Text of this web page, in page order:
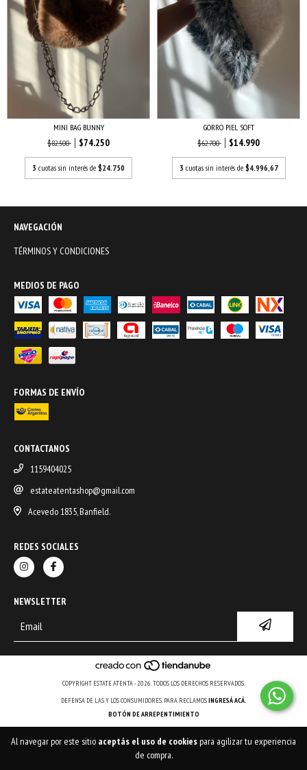
Al navegar por este sitio aceptás el uso de cookiespara agilizar tu experiencia
de compra.
MINI BAG BUNNY
$82.500
$74.250
3 cuotas sin interés de $24.750
GORRO PIEL SOFT
$62.700
$14.990
3 cuotas sin interés de $4.996,67
NAVEGACIÓN
TÉRMINOS Y CONDICIONES
MEDIOS DE PAGO
FORMAS DE ENVÍO
CONTACTANOS
1159404025
estateatentashop@gmail.com
Acevedo 1835, Banfield.
REDES SOCIALES
NEWSLETTER
COPYRIGHT ESTATE ATENTA - 2026. TODOS LOS DERECHOS RESERVADOS.
DEFENSA DE LAS Y LOS CONSUMIDORES. PARA RECLAMOSINGRESÁ ACÁ.
BOTÓN DE ARREPENTIMIENTO